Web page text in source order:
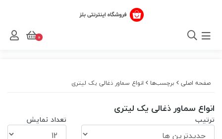
صفحه اصلی برچسب‌ها انواع سماور ذغالی یک لیتری
انواع سماور ذغالی یک لیتری
ترتیب تعداد نمایش
0